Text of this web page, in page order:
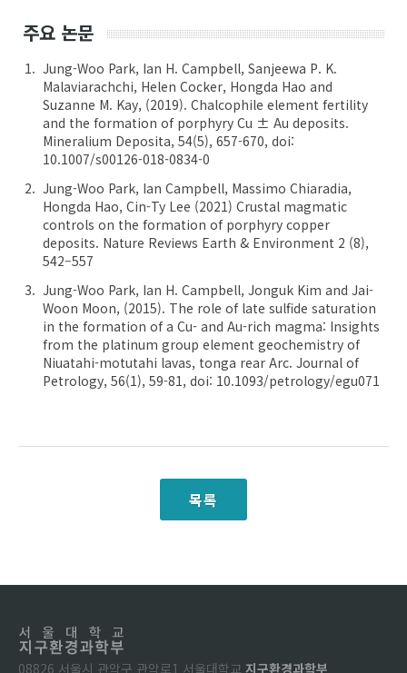
주요 논문
Jung-Woo Park, Ian H. Campbell, Sanjeewa P. K.
Malaviarachchi, Helen Cocker, Hongda Hao and
Suzanne M. Kay, (2019). Chalcophile element fertility
and the formation of porphyry Cu ± Au deposits.
Mineralium Deposita, 54(5), 657-670, doi:
10.1007/s00126-018-0834-0
Jung-Woo Park, Ian Campbell, Massimo Chiaradia,
Hongda Hao, Cin-Ty Lee (2021) Crustal magmatic
controls on the formation of porphyry copper
deposits. Nature Reviews Earth & Environment 2 (8),
542–557
Jung-Woo Park, Ian H. Campbell, Jonguk Kim and Jai-
Woon Moon, (2015). The role of late sulfide saturation
in the formation of a Cu- and Au-rich magma: Insights
from the platinum group element geochemistry of
Niuatahi-motutahi lavas, tonga rear Arc. Journal of
Petrology, 56(1), 59-81, doi: 10.1093/petrology/egu071
목록
08826 서울시 관악구 관악로1 서울대학교 지구환경과학부